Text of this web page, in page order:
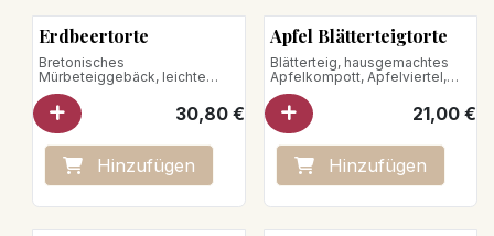
Erdbeertorte
Bretonisches
Mürbeteiggebäck, leichte
Vanillecreme,
Erdbeermarmelade, Erdbeeren
für 5 Personen
30,80€
Hinzufügen
Apfel Blätterteigtorte
Blätterteig, hausgemachtes
Apfelkompott, Apfelviertel,
Flansauce
für 5 Personen
21,00€
Hinzufügen